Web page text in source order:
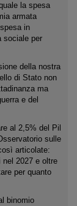
la spesa
armata
in
sociale per
della nostra
di Stato non
ma
e del
al 2,5% del Pil
sulle
articolate:
2027 e oltre
per quanto
binomio